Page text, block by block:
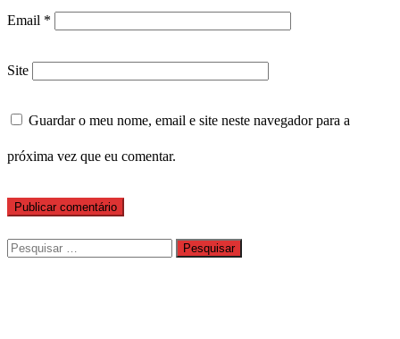
Email *
Site
Guardar o meu nome, email e site neste navegador para a
próxima vez que eu comentar.
Pesquisar
por: